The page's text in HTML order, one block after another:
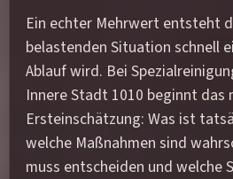
Ein echter Mehrwert entsteht
belastenden Situation schnell
Ablauf wird. Bei
Innere Stadt 1010 beginnt das
Ersteinschätzung: Was ist
welche Maßnahmen sind
muss entscheiden und welche